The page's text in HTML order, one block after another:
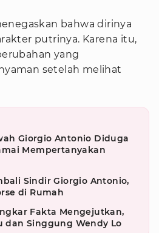
bahwa dirinya
putrinya. Karena itu,
yang
setelah melihat
Giorgio Antonio Diduga
Mempertanyakan
Sindir Giorgio Antonio,
di Rumah
Fakta Mengejutkan,
dan Singgung Wendy Lo